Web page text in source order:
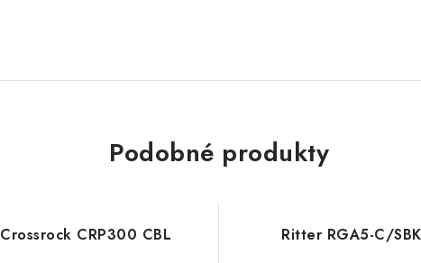
Podobné produkty
Crossrock CRP300 CBL Ritter RGA5-C/SBK